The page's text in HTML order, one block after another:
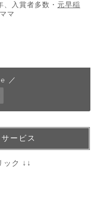
入賞者多数・ 元早稲
マ
／
ービス
ク ↓↓